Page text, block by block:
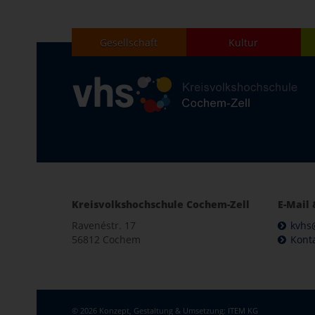
Gesellschaft Kultur
Kreisvolkshochschule Cochem-Zell
Ravenéstr. 17
56812 Cochem
E-Mail
© 2026 Konzept, Gestaltung & Umsetzung: ITEM KG